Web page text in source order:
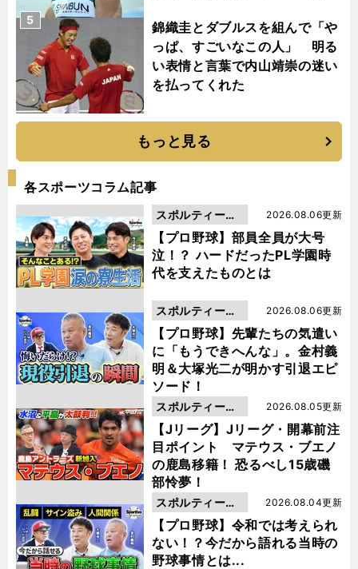
錦織圭とダブルスを組んで「や
っぱ、すごいなこの人」 明る
い表情と言葉で内山靖崇の迷い
を払ってくれた
5
もっと見る
各スポーツコラム記事
【プロ野球】部員全員が大号
泣！？ ハードだったPL学園時
代を支えたものとは
2026.08.06更新
スポルティーバ
動画
【プロ野球】先輩たちの気遣い
に「もうできへんな」。金村義
明＆大塚光二が明かす引退エピ
ソード！
2026.08.06更新
スポルティーバ
動画
【Jリーグ】Jリーグ・開幕前注
目ポイント マテウス・ブエノ
の鹿島移籍！ 恐るべし15歳磯
部怜夢！
2026.08.05更新
スポルティーバ
動画
【プロ野球】令和では考えられ
ない！？今だから語れる当時の
野球事情とは...
2026.08.04更新
スポルティーバ
動画